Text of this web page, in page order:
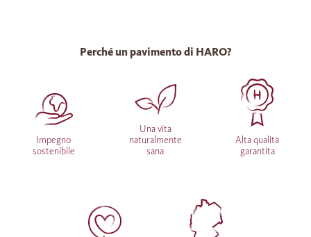
Perché un pavimento di HARO?
Impegno
sostenibile
Una vita
naturalmente
sana
Alta qualità
garantita